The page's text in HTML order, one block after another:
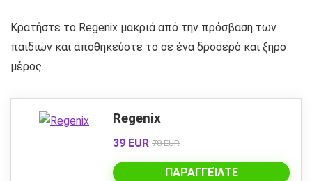
Κρατήστε το Regenix μακριά από την πρόσβαση των
παιδιών και αποθηκεύστε το σε ένα δροσερό και ξηρό
μέρος.
Regenix
39 EUR 78 EUR
ΠΑΡΑΓΓΕΊΛΤΕ